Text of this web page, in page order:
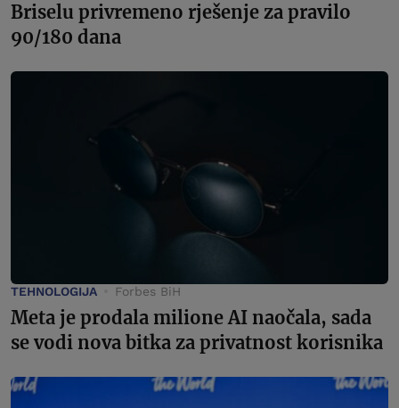
Briselu privremeno rješenje za pravilo
90/180 dana
TEHNOLOGIJA Forbes BiH
Meta je prodala milione AI naočala, sada
se vodi nova bitka za privatnost korisnika